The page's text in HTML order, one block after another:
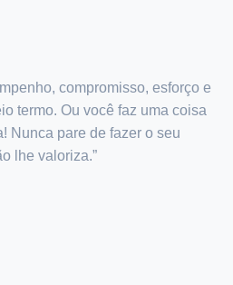
compromisso, esforço e
termo. Ou você faz uma coisa
Nunca pare de fazer o seu
lhe valoriza.”